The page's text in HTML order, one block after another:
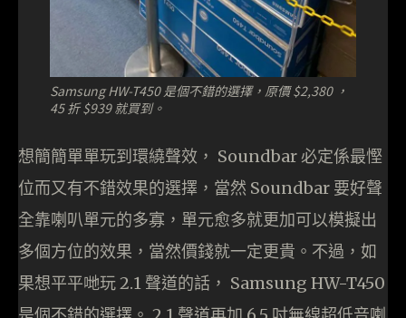
Samsung HW-T450 是個不錯的選擇，原價 $2,380 ，
45 折 $939 就買到。
想簡簡單單玩到環繞聲效， Soundbar 必定係最慳
位而又有不錯效果的選擇，當然 Soundbar 要好聲
全靠喇叭單元的多寡，單元愈多就更加可以模擬出
多個方位的效果，當然價錢就一定更貴。不過，如
果想平平哋玩 2.1 聲道的話， Samsung HW-T450